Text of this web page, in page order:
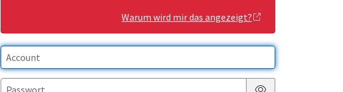
Warum wird mir das angezeigt?